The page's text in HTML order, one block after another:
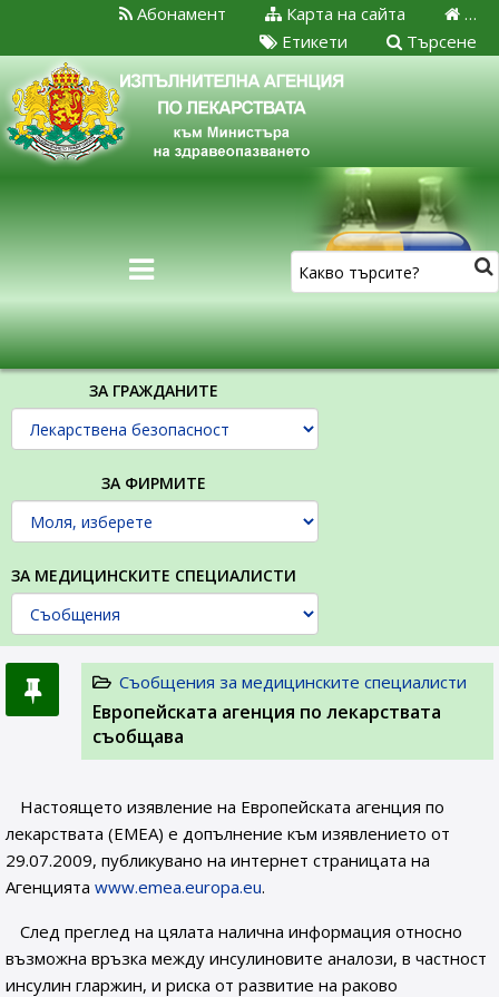
…
Карта на сайта
Абонамент
Търсене
Етикети
ЗА ГРАЖДАНИТЕ
ЗА ФИРМИТЕ
ЗА МЕДИЦИНСКИТЕ СПЕЦИАЛИСТИ
Съобщения за медицинските специалисти
Европейската агенция по лекарствата
съобщава
Настоящето изявление на Европейската агенция по
лекарствата (EMEA) е допълнение към изявлението от
29.07.2009, публикувано на интернет страницата на
Агенцията www.emea.europa.eu.
След преглед на цялата налична информация относно
възможна връзка между инсулиновите аналози, в частност
инсулин гларжин, и риска от развитие на раково